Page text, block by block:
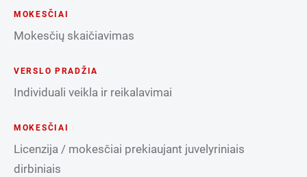
MOKESČIAI
Mokesčių skaičiavimas
VERSLO PRADŽIA
Individuali veikla ir reikalavimai
MOKESČIAI
Licenzija / mokesčiai prekiaujant juvelyriniais
dirbiniais